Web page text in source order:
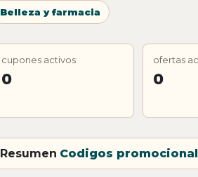
Belleza y farmacia
cupones activos
0
ofertas
0
Resumen Codigos